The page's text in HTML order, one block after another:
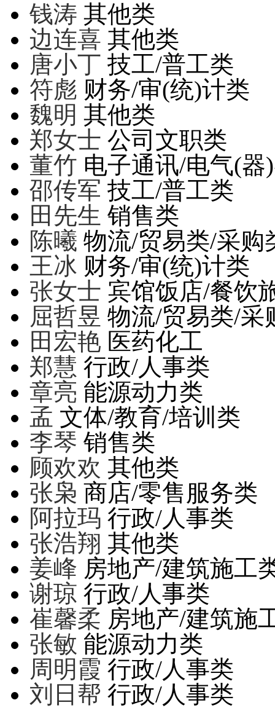
钱涛 其他类
边连喜 其他类
唐小丁 技工/普工类
符彪 财务/审(统)计类
魏明 其他类
郑女士 公司文职类
董竹 电子通讯/电气(器
邵传军 技工/普工类
田先生 销售类
陈曦 物流/贸易类/采购
王冰 财务/审(统)计类
张女士 宾馆饭店/餐饮
屈哲昱 物流/贸易类/采
田宏艳 医药化工
郑慧 行政/人事类
章亮 能源动力类
孟 文体/教育/培训类
李琴 销售类
顾欢欢 其他类
张枭 商店/零售服务类
阿拉玛 行政/人事类
张浩翔 其他类
姜峰 房地产/建筑施工
谢琼 行政/人事类
崔馨柔 房地产/建筑施
张敏 能源动力类
周明霞 行政/人事类
刘日帮 行政/人事类